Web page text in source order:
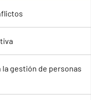
gestión de personas